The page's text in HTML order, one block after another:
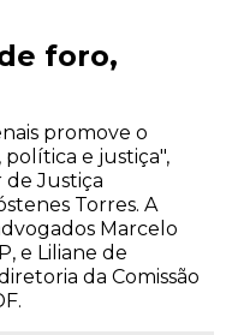
foro,
promove o
e justiça",
Justiça
Torres. A
Marcelo
e Liliane de
da Comissão